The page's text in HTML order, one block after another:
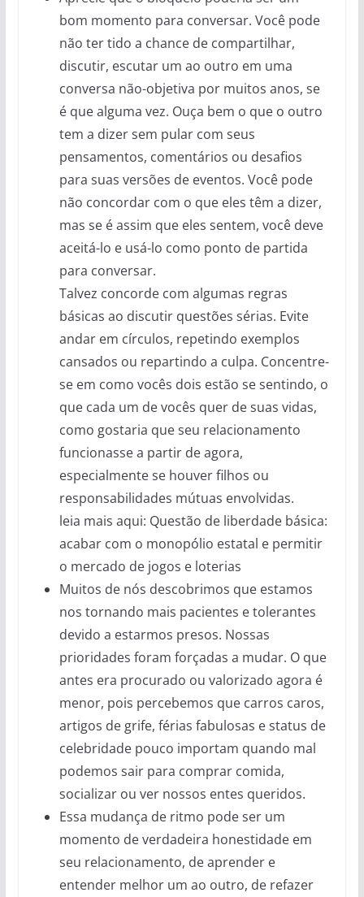
bom momento para conversar. Você pode
não ter tido a chance de compartilhar,
discutir, escutar um ao outro em uma
conversa não-objetiva por muitos anos, se
é que alguma vez. Ouça bem o que o outro
tem a dizer sem pular com seus
pensamentos, comentários ou desafios
para suas versões de eventos. Você pode
não concordar com o que eles têm a dizer,
mas se é assim que eles sentem, você deve
aceitá-lo e usá-lo como ponto de partida
para conversar.
Talvez concorde com algumas regras
básicas ao discutir questões sérias. Evite
andar em círculos, repetindo exemplos
cansados ou repartindo a culpa. Concentre-
se em como vocês dois estão se sentindo, o
que cada um de vocês quer de suas vidas,
como gostaria que seu relacionamento
funcionasse a partir de agora,
especialmente se houver filhos ou
responsabilidades mútuas envolvidas.
leia mais aqui: Questão de liberdade básica:
acabar com o monopólio estatal e permitir
o mercado de jogos e loterias
Muitos de nós descobrimos que estamos
nos tornando mais pacientes e tolerantes
devido a estarmos presos. Nossas
prioridades foram forçadas a mudar. O que
antes era procurado ou valorizado agora é
menor, pois percebemos que carros caros,
artigos de grife, férias fabulosas e status de
celebridade pouco importam quando mal
podemos sair para comprar comida,
socializar ou ver nossos entes queridos.
Essa mudança de ritmo pode ser um
momento de verdadeira honestidade em
seu relacionamento, de aprender e
entender melhor um ao outro, de refazer